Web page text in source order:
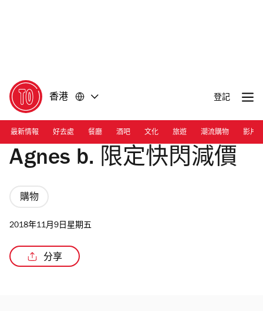
香港 登記
最新情報 好去處 餐廳 酒吧 文化 旅遊 潮流購物 影片
Agnes b. 限定快閃減價
購物
2018年11月9日星期五
分享